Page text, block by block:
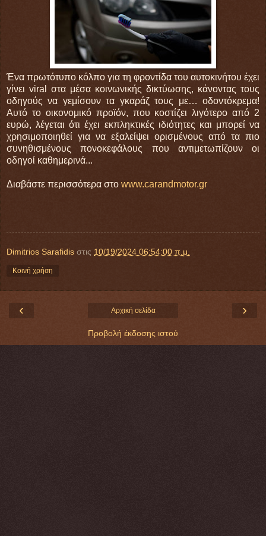
Ένα πρωτότυπο κόλπο για τη φροντίδα του αυτοκινήτου έχει
γίνει viral στα μέσα κοινωνικής δικτύωσης, κάνοντας τους
οδηγούς να γεμίσουν τα γκαράζ τους με… οδοντόκρεμα!
Αυτό το οικονομικό προϊόν, που κοστίζει λιγότερο από 2
ευρώ, λέγεται ότι έχει εκπληκτικές ιδιότητες και μπορεί να
χρησιμοποιηθεί για να εξαλείψει ορισμένους από τα πιο
συνηθισμένους πονοκεφάλους που αντιμετωπίζουν οι
οδηγοί καθημερινά...
Διαβάστε περισσότερα στο www.carandmotor.gr
Dimitrios Sarafidis στις 10/19/2024 06:54:00 π.μ.
Κοινή χρήση
‹ ›
Αρχική σελίδα
Προβολή έκδοσης ιστού